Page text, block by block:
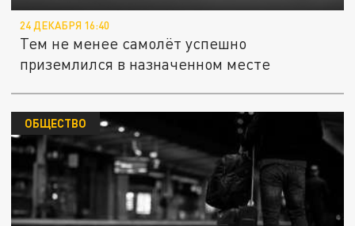
24 ДЕКАБРЯ 16:40
Тем не менее самолёт успешно
приземлился в назначенном месте
ОБЩЕСТВО